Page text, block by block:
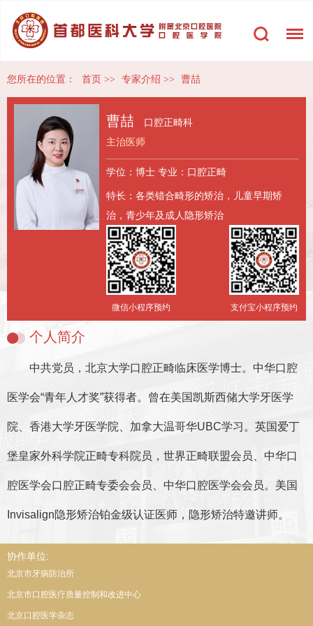
您所在的位置： 首页 >> 专家介绍 >> 曹喆
曹喆
口腔正畸科
主治医师
学位：博士 专业：口腔正畸
特长：各类错合畸形的矫治，儿童早期矫
治，青少年及成人隐形矫治
微信小程序预约 支付宝小程序预约
个人简介
中共党员，北京大学口腔正畸临床医学博士。中华口腔
医学会“青年人才奖”获得者。曾在美国凯斯西储大学牙医学
院、香港大学牙医学院、加拿大温哥华UBC学习。英国爱丁
堡皇家外科学院正畸专科院员，世界正畸联盟会员、中华口
腔医学会口腔正畸专委会会员、中华口腔医学会会员。美国
Invisalign隐形矫治铂金级认证医师，隐形矫治特邀讲师。
协作单位:
北京市牙病防治所
北京市口腔医疗质量控制和改进中心
北京口腔医学杂志